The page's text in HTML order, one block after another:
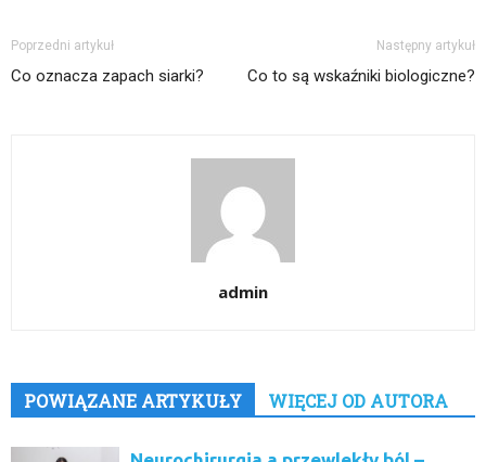
Poprzedni artykuł
Co oznacza zapach siarki?
Następny artykuł
Co to są wskaźniki biologiczne?
admin
POWIĄZANE ARTYKUŁY WIĘCEJ OD AUTORA